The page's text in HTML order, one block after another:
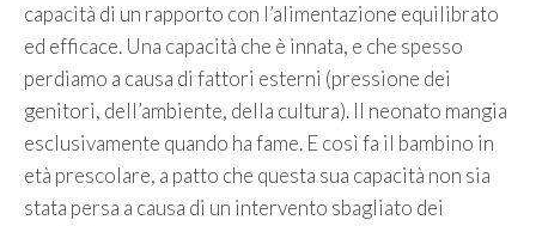
capacità di un rapporto con l’alimentazione equilibrato
ed efficace. Una capacità che è innata, e che spesso
perdiamo a causa di fattori esterni (pressione dei
genitori, dell’ambiente, della cultura). Il neonato mangia
esclusivamente quando ha fame. E così fa il bambino in
età prescolare, a patto che questa sua capacità non sia
stata persa a causa di un intervento sbagliato dei